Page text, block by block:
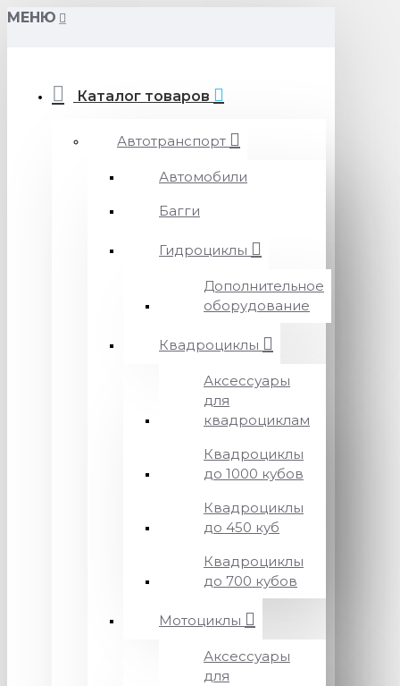
МЕНЮ
Каталог товаров
Автотранспорт
Автомобили
Багги
Гидроциклы
Дополнительное
оборудование
Квадроциклы
Аксессуары
для
квадроциклам
Квадроциклы
до 1000 кубов
Квадроциклы
до 450 куб
Квадроциклы
до 700 кубов
Мотоциклы
Аксессуары
для